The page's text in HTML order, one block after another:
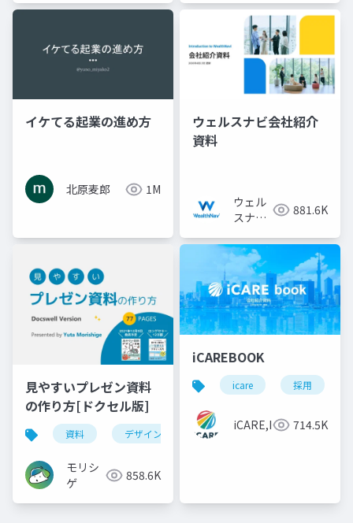
イケてる起業の進め方
北原麦郎 1M
ウェルスナビ会社紹介
資料
ウェル
スナビ
社
881.6K
見やすいプレゼン資料
の作り方[ドクセル版]
資料 デザイン 資料作成 powerpoint
モリシ
ゲ
858.6K
iCAREBOOK
icare 採用
iCARE,Inc 714.5K